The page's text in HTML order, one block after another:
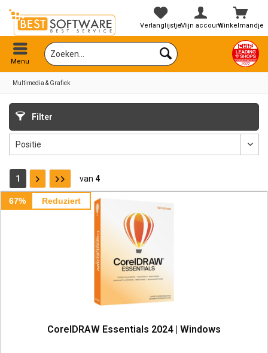
Winkelmandje
VerlanglijstjeMijn account
Menu
Multimedia & Grafiek
Filter
1 van 4
67% Reduziert
CorelDRAW Essentials 2024 | Windows